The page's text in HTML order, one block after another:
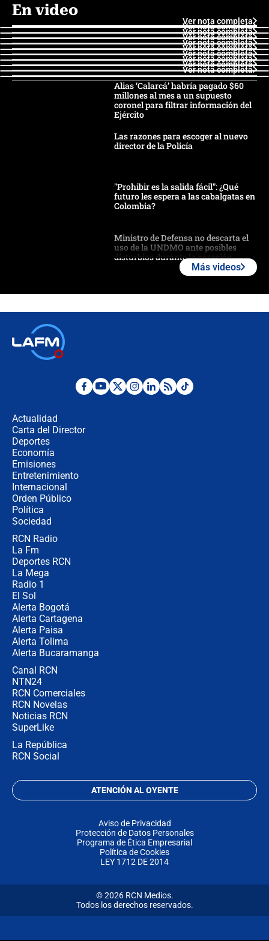
En video
Ver nota completa
Ver nota completa
Ver nota completa
Ver nota completa
Ver nota completa
Ver nota completa
Ver nota completa
Ver nota completa
Ver nota completa
Ver nota completa
Alias ‘Calarcá’ habría pagado $60
millones al mes a un supuesto
coronel para filtrar información del
Ejército
Las razones para escoger al nuevo
director de la Policía
"Prohibir es la salida fácil": ¿Qué
futuro les espera a las cabalgatas en
Colombia?
Ministro de Defensa no descarta el
uso de la UNDMO ante posibles
disturbios durante la posesión
fraude": Auditoría respondió a
Las seis de las 6 con Juan Lozano |
Más videos
Actualidad
Carta del Director
Deportes
Economía
Emisiones
Entretenimiento
Internacional
Orden Público
Política
Sociedad
RCN Radio
La Fm
Deportes RCN
La Mega
Radio 1
El Sol
Alerta Bogotá
Alerta Cartagena
Alerta Paisa
Alerta Tolima
Alerta Bucaramanga
Canal RCN
NTN24
RCN Comerciales
RCN Novelas
Noticias RCN
SuperLike
La República
RCN Social
ATENCIÓN AL OYENTE
Aviso de Privacidad
Protección de Datos Personales
Programa de Ética Empresarial
Política de Cookies
LEY 1712 DE 2014
© 2026 RCN Medios.
Todos los derechos reservados.